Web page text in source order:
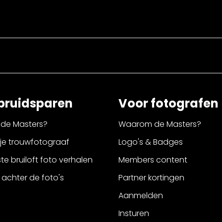
Masters?
trouwfotograaf
bruiloft foto verhalen
achter de foto's
Voor fotografen
Waarom de Masters?
Logo's & Badges
Members content
Partner kortingen
Aanmelden
Insturen